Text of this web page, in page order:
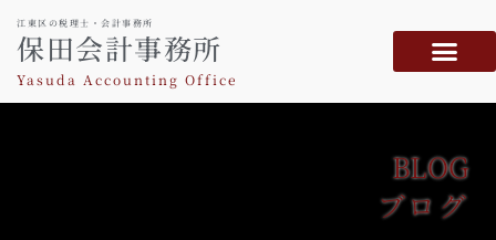
江東区の税理士・会計事務所
保田会計事務所
Yasuda Accounting Office
BLOG
ブログ